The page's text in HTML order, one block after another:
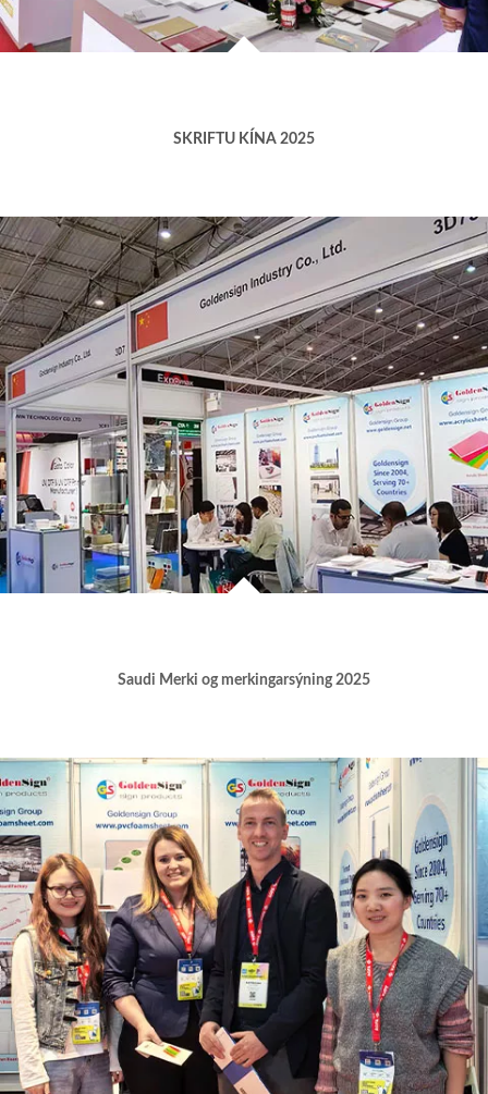
SKRIFTU KÍNA 2025
Saudi Merki og merkingarsýning 2025